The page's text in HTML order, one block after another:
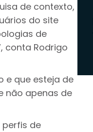
de contexto,
do site
de
conta Rodrigo
e que esteja de
não apenas de
perfis de